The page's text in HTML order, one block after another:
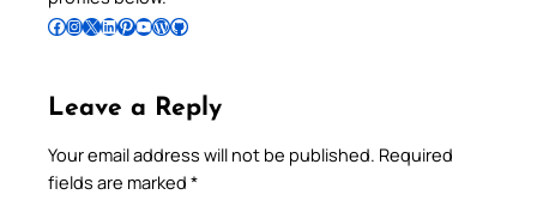
Follow Pradeep on Facebook Follow Pradeep on InstagramFollow Pradeep on X Follow Pradeep on LinkedIn Follow Pradeep on Pinterest Subscribe to Pradeep’s Youtube Channel Follow Pradeep on WordPress Follow Pradeep on GitHub
Leave a Reply
Your email address will not be published. Required
fields are marked *